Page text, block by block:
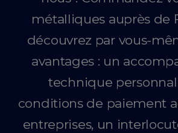
métalliques auprès de
découvrez par vous-
avantages : un
technique
conditions de paiement
entreprises, un